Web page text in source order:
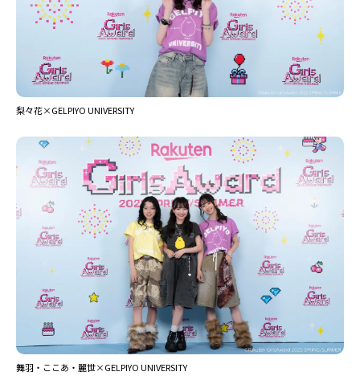
梨々花×GELPIYO UNIVERSITY
舞羽・ここあ・麗世×GELPIYO UNIVERSITY